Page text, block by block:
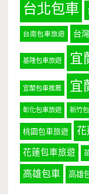
台北包車
台南包車旅遊 台
基隆包車旅遊 宜
宜蘭包車推薦 宜
彰化包車旅遊 新竹
桃園包車旅遊 花
花蓮包車旅遊
高雄包車 高雄